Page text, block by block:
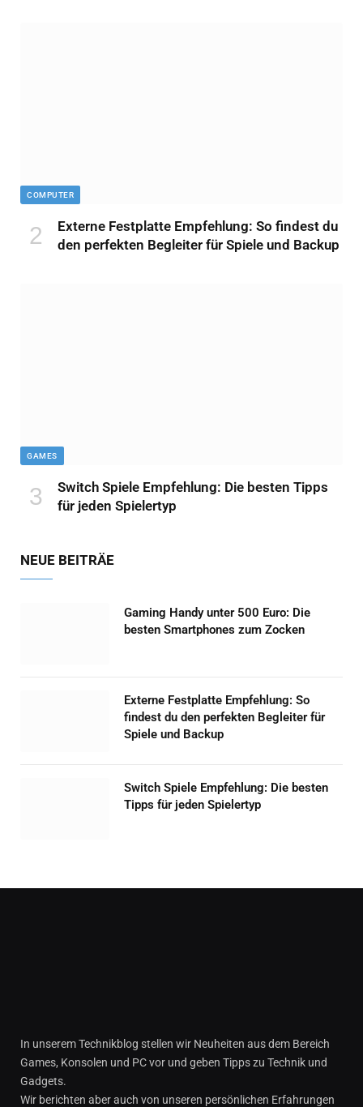
COMPUTER
Externe Festplatte Empfehlung: So findest du
den perfekten Begleiter für Spiele und Backup
GAMES
Switch Spiele Empfehlung: Die besten Tipps
für jeden Spielertyp
NEUE BEITRÄE
Gaming Handy unter 500 Euro: Die
besten Smartphones zum Zocken
Externe Festplatte Empfehlung: So
findest du den perfekten Begleiter für
Spiele und Backup
Switch Spiele Empfehlung: Die besten
Tipps für jeden Spielertyp
In unserem Technikblog stellen wir Neuheiten aus dem Bereich
Games, Konsolen und PC vor und geben Tipps zu Technik und
Gadgets.
Wir berichten aber auch von unseren persönlichen Erfahrungen